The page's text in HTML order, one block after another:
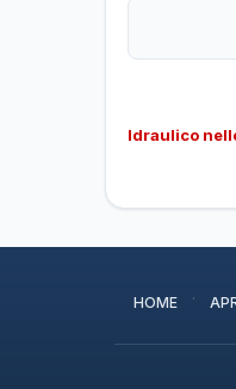
Idraulico
HOME ·